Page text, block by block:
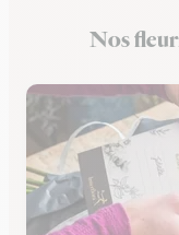
Fleuristes à Esbly
Nos